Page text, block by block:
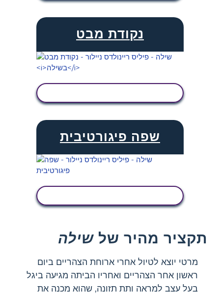
נקודת מבט
שפה פיגורטיבית
תקציר מהיר של שילה
מרטי יוצא לטיול אחרי ארוחת הצהריים ביום
ראשון אחר הצהריים ואחריו הביתה מגיעה ביגל
בעל עצב למראה ותת תזונה, שהוא מכנה את